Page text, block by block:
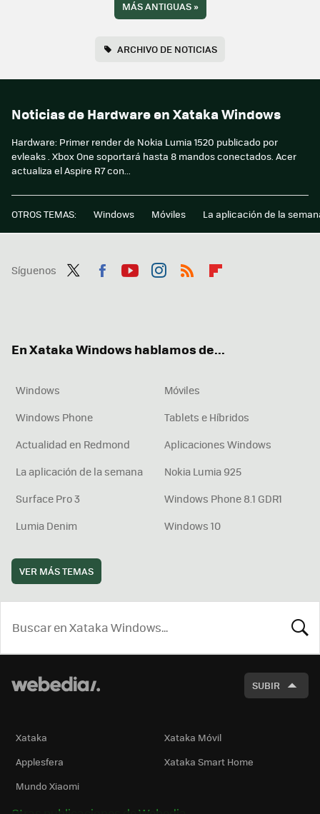
MÁS ANTIGUAS»
ARCHIVO DE NOTICIAS
Noticias de Hardware en Xataka Windows
Hardware: Primer render de Nokia Lumia 1520 publicado por
evleaks . Xbox One soportará hasta 8 mandos conectados. Acer
actualiza el Aspire R7 con...
OTROS TEMAS: Windows Móviles La aplicación de la
Síguenos
En Xataka Windows hablamos de...
Windows
Móviles
Windows Phone
Tablets e Híbridos
Actualidad en Redmond
Aplicaciones Windows
La aplicación de la semana
Nokia Lumia 925
Surface Pro 3
Windows Phone 8.1 GDR1
Lumia Denim
Windows 10
VER MÁS TEMAS
SUBIR
Xataka
Xataka Móvil
Applesfera
Xataka Smart Home
Mundo Xiaomi